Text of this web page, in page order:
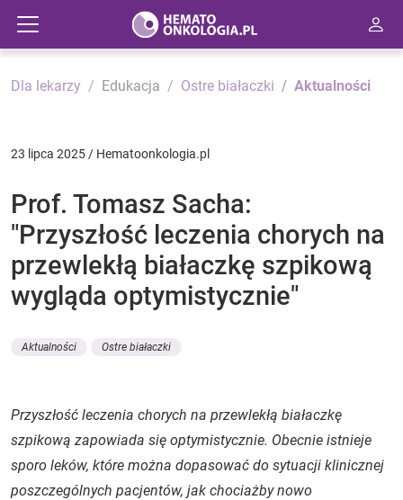
Dla lekarzy Edukacja Ostre białaczki Aktualności
23 lipca 2025 / Hematoonkologia.pl
Prof. Tomasz Sacha:
"Przyszłość leczenia chorych na
przewlekłą białaczkę szpikową
wygląda optymistycznie"
Aktualności Ostre białaczki
Przyszłość leczenia chorych na przewlekłą białaczkę
szpikową zapowiada się optymistycznie. Obecnie istnieje
sporo leków, które można dopasować do sytuacji klinicznej
poszczególnych pacjentów, jak chociażby nowo